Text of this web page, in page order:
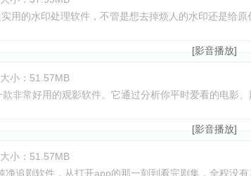
用的水印处理软件，不管是想去掉烦人的水印还是给原
[影音播放]
大小：51.57MB
非常好用的观影软件。它通过分析你平时爱看的电影、
[影音播放]
大小：51.57MB
净追剧软件，从打开app的那一刻到看完剧集，全程没有